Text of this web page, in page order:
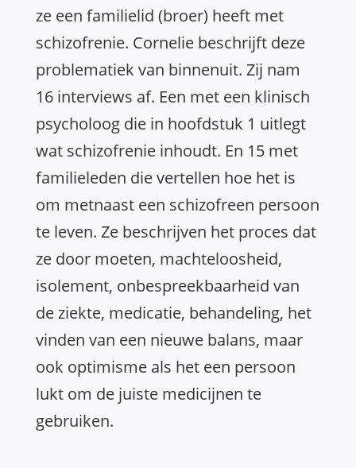
ze een familielid (broer) heeft met
schizofrenie. Cornelie beschrijft deze
problematiek van binnenuit. Zij nam
16 interviews af. Een met een klinisch
psycholoog die in hoofdstuk 1 uitlegt
wat schizofrenie inhoudt. En 15 met
familieleden die vertellen hoe het is
om metnaast een schizofreen persoon
te leven. Ze beschrijven het proces dat
ze door moeten, machteloosheid,
isolement, onbespreekbaarheid van
de ziekte, medicatie, behandeling, het
vinden van een nieuwe balans, maar
ook optimisme als het een persoon
lukt om de juiste medicijnen te
gebruiken.